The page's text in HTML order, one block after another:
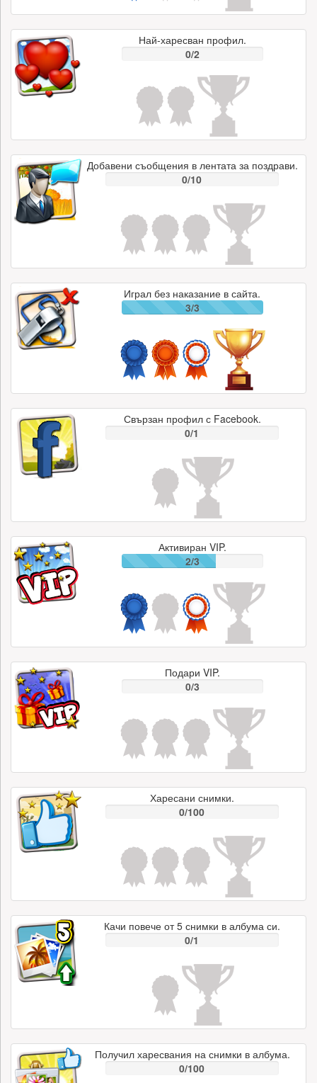
Най-харесван профил.
0/2
Добавени съобщения в лентата за поздрави.
0/10
Играл без наказание в сайта.
3/3
Свързан профил с Facebook.
0/1
Активиран VIP.
2/3
Подари VIP.
0/3
Харесани снимки.
0/100
Качи повече от 5 снимки в албума си.
0/1
Получил харесвания на снимки в албума.
0/100